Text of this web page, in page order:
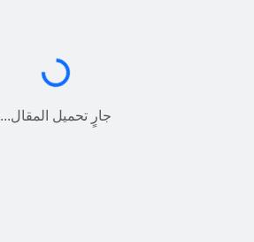
جارٍ التحميل...
جارٍ تحميل المقال...